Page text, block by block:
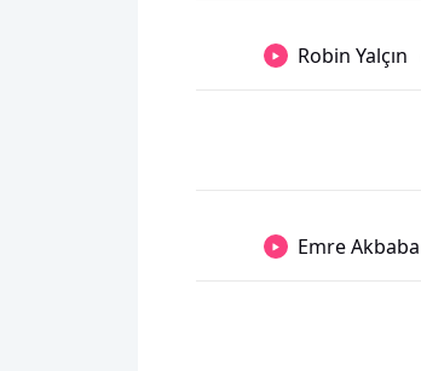
Robin Yalçın
Emre Akbaba